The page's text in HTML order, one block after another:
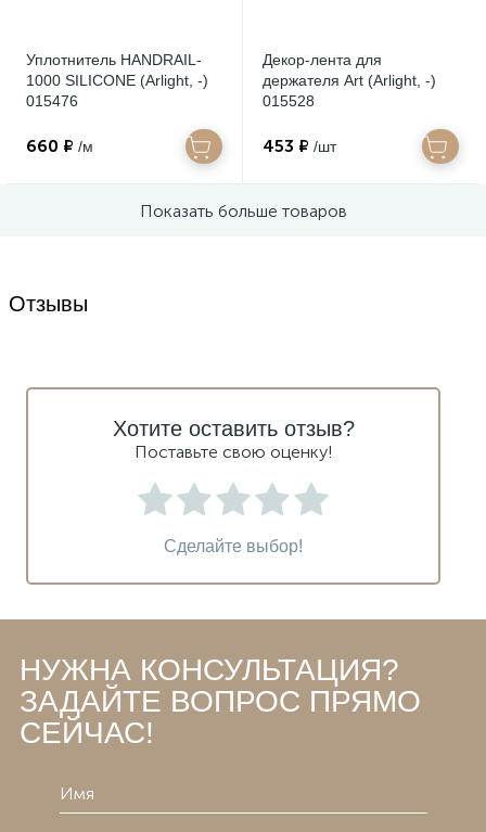
Уплотнитель HANDRAIL-
1000 SILICONE (Arlight, -)
015476
660 ₽ /м
Декор-лента для
держателя Art (Arlight, -)
015528
453 ₽ /шт
Показать больше товаров
Отзывы
Хотите оставить отзыв?
Поставьте свою оценку!
Сделайте выбор!
НУЖНА КОНСУЛЬТАЦИЯ?
ЗАДАЙТЕ ВОПРОС ПРЯМО
СЕЙЧАС!